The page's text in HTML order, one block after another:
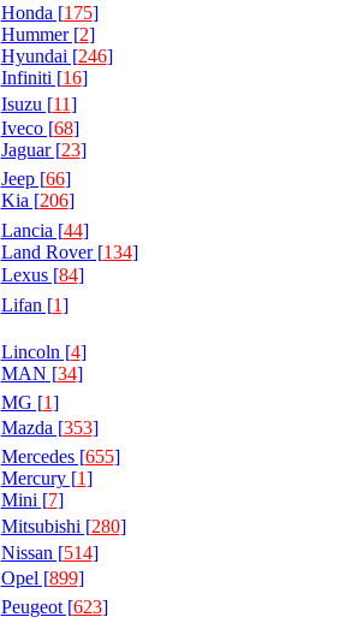
Honda [175]
Hummer [2]
Hyundai [246]
Infiniti [16]
Isuzu [11]
Iveco [68]
Jaguar [23]
Jeep [66]
Kia [206]
Lancia [44]
Land Rover [134]
Lexus [84]
Lifan [1]
Lincoln [4]
MAN [34]
MG [1]
Mazda [353]
Mercedes [655]
Mercury [1]
Mini [7]
Mitsubishi [280]
Nissan [514]
Opel [899]
Peugeot [623]